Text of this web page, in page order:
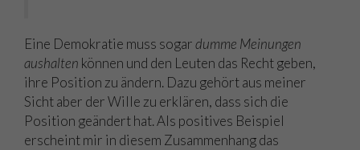
Eine Demokratie muss sogardumme Meinungen
aushalten können und den Leuten das Recht geben,
ihre Position zu ändern. Dazu gehört aus meiner
Sicht aber der Wille zu erklären, dass sich die
Position geändert hat. Als positives Beispiel
erscheint mir in diesem Zusammenhang das